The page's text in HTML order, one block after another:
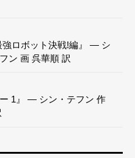
強ロボット決戦!編』 — シ
ン 画 呉華順 訳
1』 — シン・テフン 作